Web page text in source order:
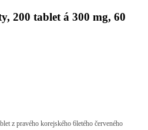
200 tablet á 300 mg, 60
z pravého korejského 6letého červeného